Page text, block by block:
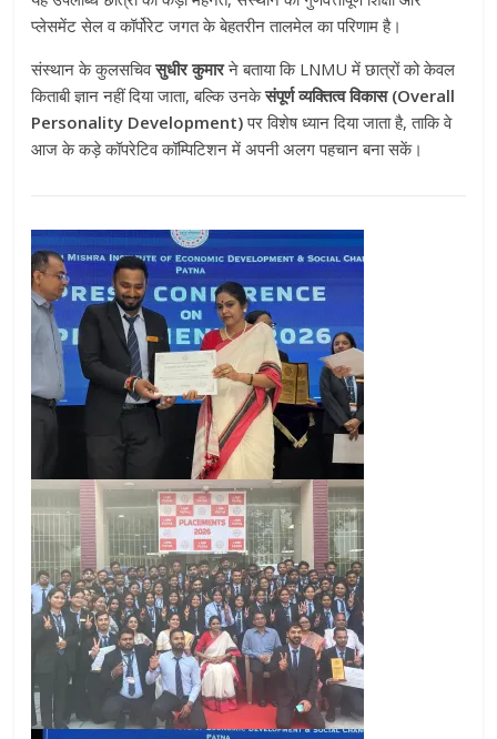
प्लेसमेंट सेल व कॉर्पोरेट जगत के बेहतरीन तालमेल का परिणाम है।
संस्थान के कुलसचिवसुधीर कुमारने बताया कि LNMU में छात्रों को केवल
किताबी ज्ञान नहीं दिया जाता, बल्कि उनकेसंपूर्ण व्यक्तित्व विकास (Overall
Personality Development)पर विशेष ध्यान दिया जाता है, ताकि वे
आज के कड़े कॉपरेटिव कॉम्पिटिशन में अपनी अलग पहचान बना सकें।